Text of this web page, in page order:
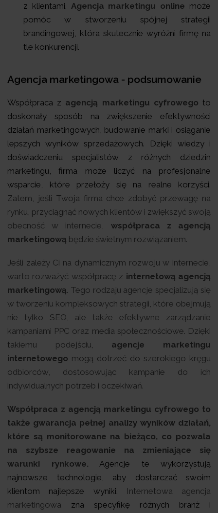
z klientami. Agencja marketingu online może
pomóc w stworzeniu spójnej strategii
brandingowej, która skutecznie wyróżni firmę na
tle konkurencji.
Agencja marketingowa - podsumowanie
Współpraca z agencją marketingu cyfrowego to
doskonały sposób na zwiększenie efektywności
działań marketingowych, budowanie marki i osiąganie
lepszych wyników sprzedażowych. Dzięki wiedzy i
doświadczeniu specjalistów z różnych dziedzin
marketingu, firma może liczyć na profesjonalne
wsparcie, które przełoży się na realne korzyści.
Zatem, jeśli Twoja firma chce zdobyć przewagę na
rynku, przyciągnąć nowych klientów i zwiększyć swoją
obecność w internecie, współpraca z agencją
marketingową będzie świetnym rozwiązaniem.
Jeśli zależy Ci na dynamicznym rozwoju w internecie,
warto rozważyć współpracę z internetową agencją
marketingową. Tego rodzaju agencje specjalizują się
w tworzeniu kompleksowych strategii, które obejmują
nie tylko SEO, ale także efektywne zarządzanie
kampaniami PPC oraz media społecznościowe. Dzięki
takiemu podejściu, agencje marketingu
internetowego mogą dotrzeć do szerokiego kręgu
odbiorców, dostosowując kampanie do ich
indywidualnych potrzeb i oczekiwań.
Współpraca z agencją marketingu cyfrowego to
także gwarancja pełnej analizy wyników działań,
które są monitorowane na bieżąco, co pozwala
na szybsze reagowanie na zmieniające się
warunki rynkowe. Agencje te wykorzystują
najnowsze technologie, aby dostarczać swoim
klientom najlepsze wyniki.
Internetowa agencja
marketingowa zna specyfikę różnych branż i